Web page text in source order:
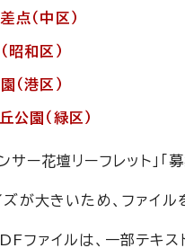
点（中区）
昭和区）
（港区）
公園（緑区）
サー花壇リーフレット」
ズが大きいため、ファイ
ファイルは、一部テキ